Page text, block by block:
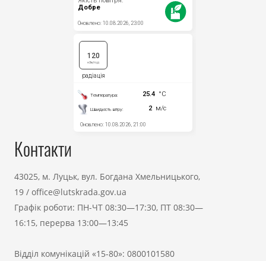
Контакти
43025, м. Луцьк, вул. Богдана Хмельницького,
19 / office@lutskrada.gov.ua
Графік роботи: ПН-ЧТ 08:30—17:30, ПТ 08:30—
16:15, перерва 13:00—13:45
Відділ комунікацій «15-80»: 0800101580